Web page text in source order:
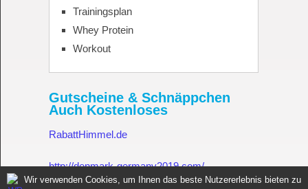
Trainingsplan
Whey Protein
Workout
Gutscheine & Schnäppchen
Auch Kostenloses
RabattHimmel.de
http://denmark-germany2019.com/
Wir verwenden Cookies, um Ihnen das beste Nutzererlebnis bieten zu